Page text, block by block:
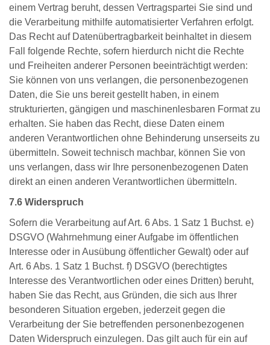
einem Vertrag beruht, dessen Vertragspartei Sie sind und
die Verarbeitung mithilfe automatisierter Verfahren erfolgt.
Das Recht auf Datenübertragbarkeit beinhaltet in diesem
Fall folgende Rechte, sofern hierdurch nicht die Rechte
und Freiheiten anderer Personen beeinträchtigt werden:
Sie können von uns verlangen, die personenbezogenen
Daten, die Sie uns bereit gestellt haben, in einem
strukturierten, gängigen und maschinenlesbaren Format zu
erhalten. Sie haben das Recht, diese Daten einem
anderen Verantwortlichen ohne Behinderung unserseits zu
übermitteln. Soweit technisch machbar, können Sie von
uns verlangen, dass wir Ihre personenbezogenen Daten
direkt an einen anderen Verantwortlichen übermitteln.
7.6 Widerspruch
Sofern die Verarbeitung auf Art. 6 Abs. 1 Satz 1 Buchst. e)
DSGVO (Wahrnehmung einer Aufgabe im öffentlichen
Interesse oder in Ausübung öffentlicher Gewalt) oder auf
Art. 6 Abs. 1 Satz 1 Buchst. f) DSGVO (berechtigtes
Interesse des Verantwortlichen oder eines Dritten) beruht,
haben Sie das Recht, aus Gründen, die sich aus Ihrer
besonderen Situation ergeben, jederzeit gegen die
Verarbeitung der Sie betreffenden personenbezogenen
Daten Widerspruch einzulegen. Das gilt auch für ein auf